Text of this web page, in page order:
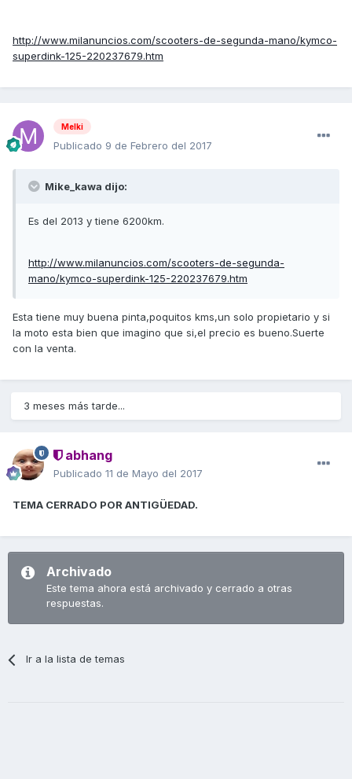
http://www.milanuncios.com/scooters-de-segunda-mano/kymco-
superdink-125-220237679.htm
Melki
Publicado 9 de Febrero del 2017
Mike_kawa dijo:
Es del 2013 y tiene 6200km.
http://www.milanuncios.com/scooters-de-segunda-
mano/kymco-superdink-125-220237679.htm
Esta tiene muy buena pinta,poquitos kms,un solo propietario y si
la moto esta bien que imagino que si,el precio es bueno.Suerte
con la venta.
3 meses más tarde...
abhang
Publicado 11 de Mayo del 2017
TEMA CERRADO POR ANTIGÜEDAD.
Archivado
Este tema ahora está archivado y cerrado a otras
respuestas.
Ir a la lista de temas